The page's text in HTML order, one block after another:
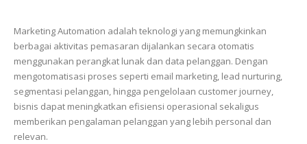
Marketing Automation adalah teknologi yang memungkinkan
berbagai aktivitas pemasaran dijalankan secara otomatis
menggunakan perangkat lunak dan data pelanggan. Dengan
mengotomatisasi proses seperti email marketing, lead nurturing,
segmentasi pelanggan, hingga pengelolaan customer journey,
bisnis dapat meningkatkan efisiensi operasional sekaligus
memberikan pengalaman pelanggan yang lebih personal dan
relevan.